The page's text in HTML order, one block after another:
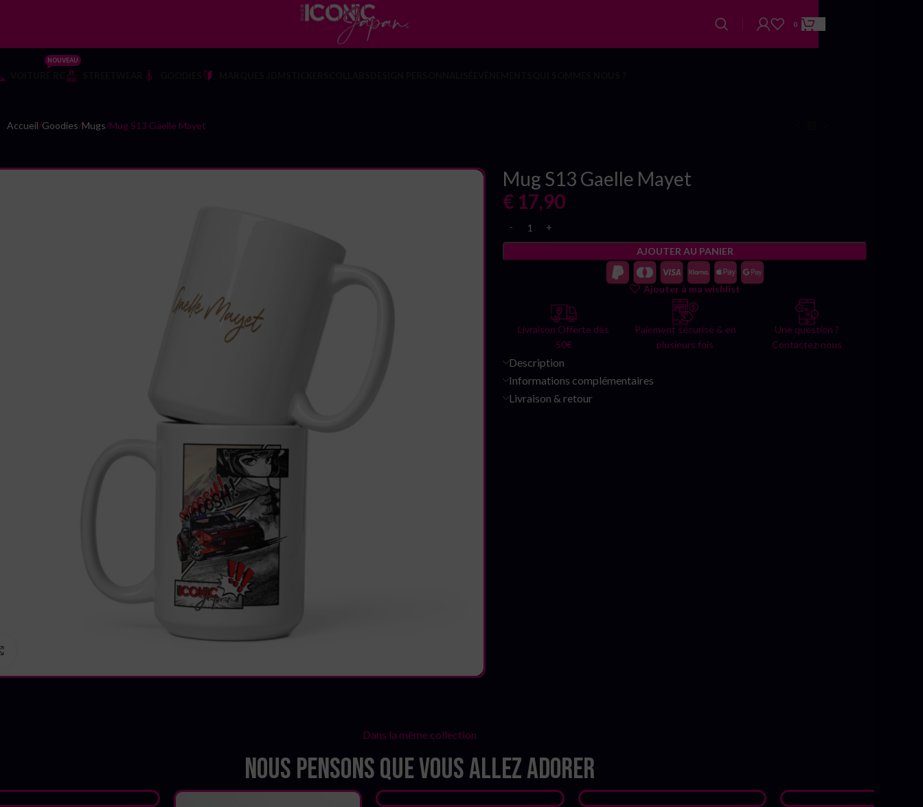
0
NOUVEAU
Accueil Goodies Mugs Mug S13 Gaelle Mayet
Mug S13 Gaelle Mayet
€ 17,90
AJOUTER AU PANIER
Ajouter à ma wishlist
Livraison Offerte dès
50€
Paiement sécurisé & en
plusieurs fois
Une question ?
Contactez-nous
Description
Informations complémentaires
Livraison & retour
Dans la même collection
Nous pensons que vous allez adorer